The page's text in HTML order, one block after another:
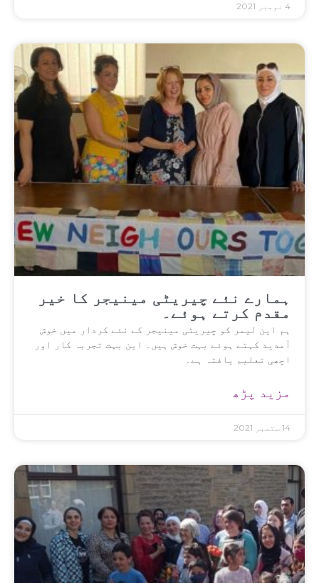
4 نومبر 2021
ہمارے نئے چیریٹی مینیجر کا خیر
مقدم کرتے ہوئے۔
ہم این لیمر کو چیریٹی مینیجر کے نئے کردار میں خوش
آمدید کہتے ہوئے بہت خوش ہیں۔ این بہت تجربہ کار اور
اچھی تعلیم یافتہ ہے۔
مزید پڑھ
14 ستمبر 2021